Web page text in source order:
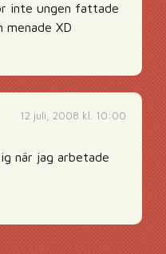
inte ungen fattade
menade XD
12 juli, 2008 kl. 10:00
när jag arbetade